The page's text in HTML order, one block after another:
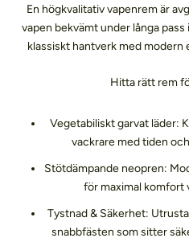
En högkvalitativ vapenrem är
vapen bekvämt under långa
klassiskt hantverk med
Hitta rätt rem
Vegetabiliskt garvat läder:
vackrare med tiden
Stötdämpande neopren:
för maximal komfort
Tystnad & Säkerhet:
snabbfästen som sitter